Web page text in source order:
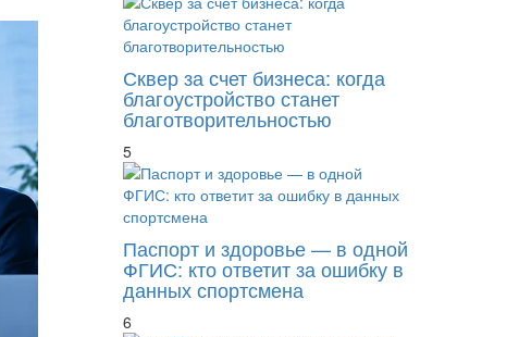
Сквер за счет бизнеса: когда
благоустройство станет
благотворительностью
5
Паспорт и здоровье — в одной
ФГИС: кто ответит за ошибку в
данных спортсмена
6